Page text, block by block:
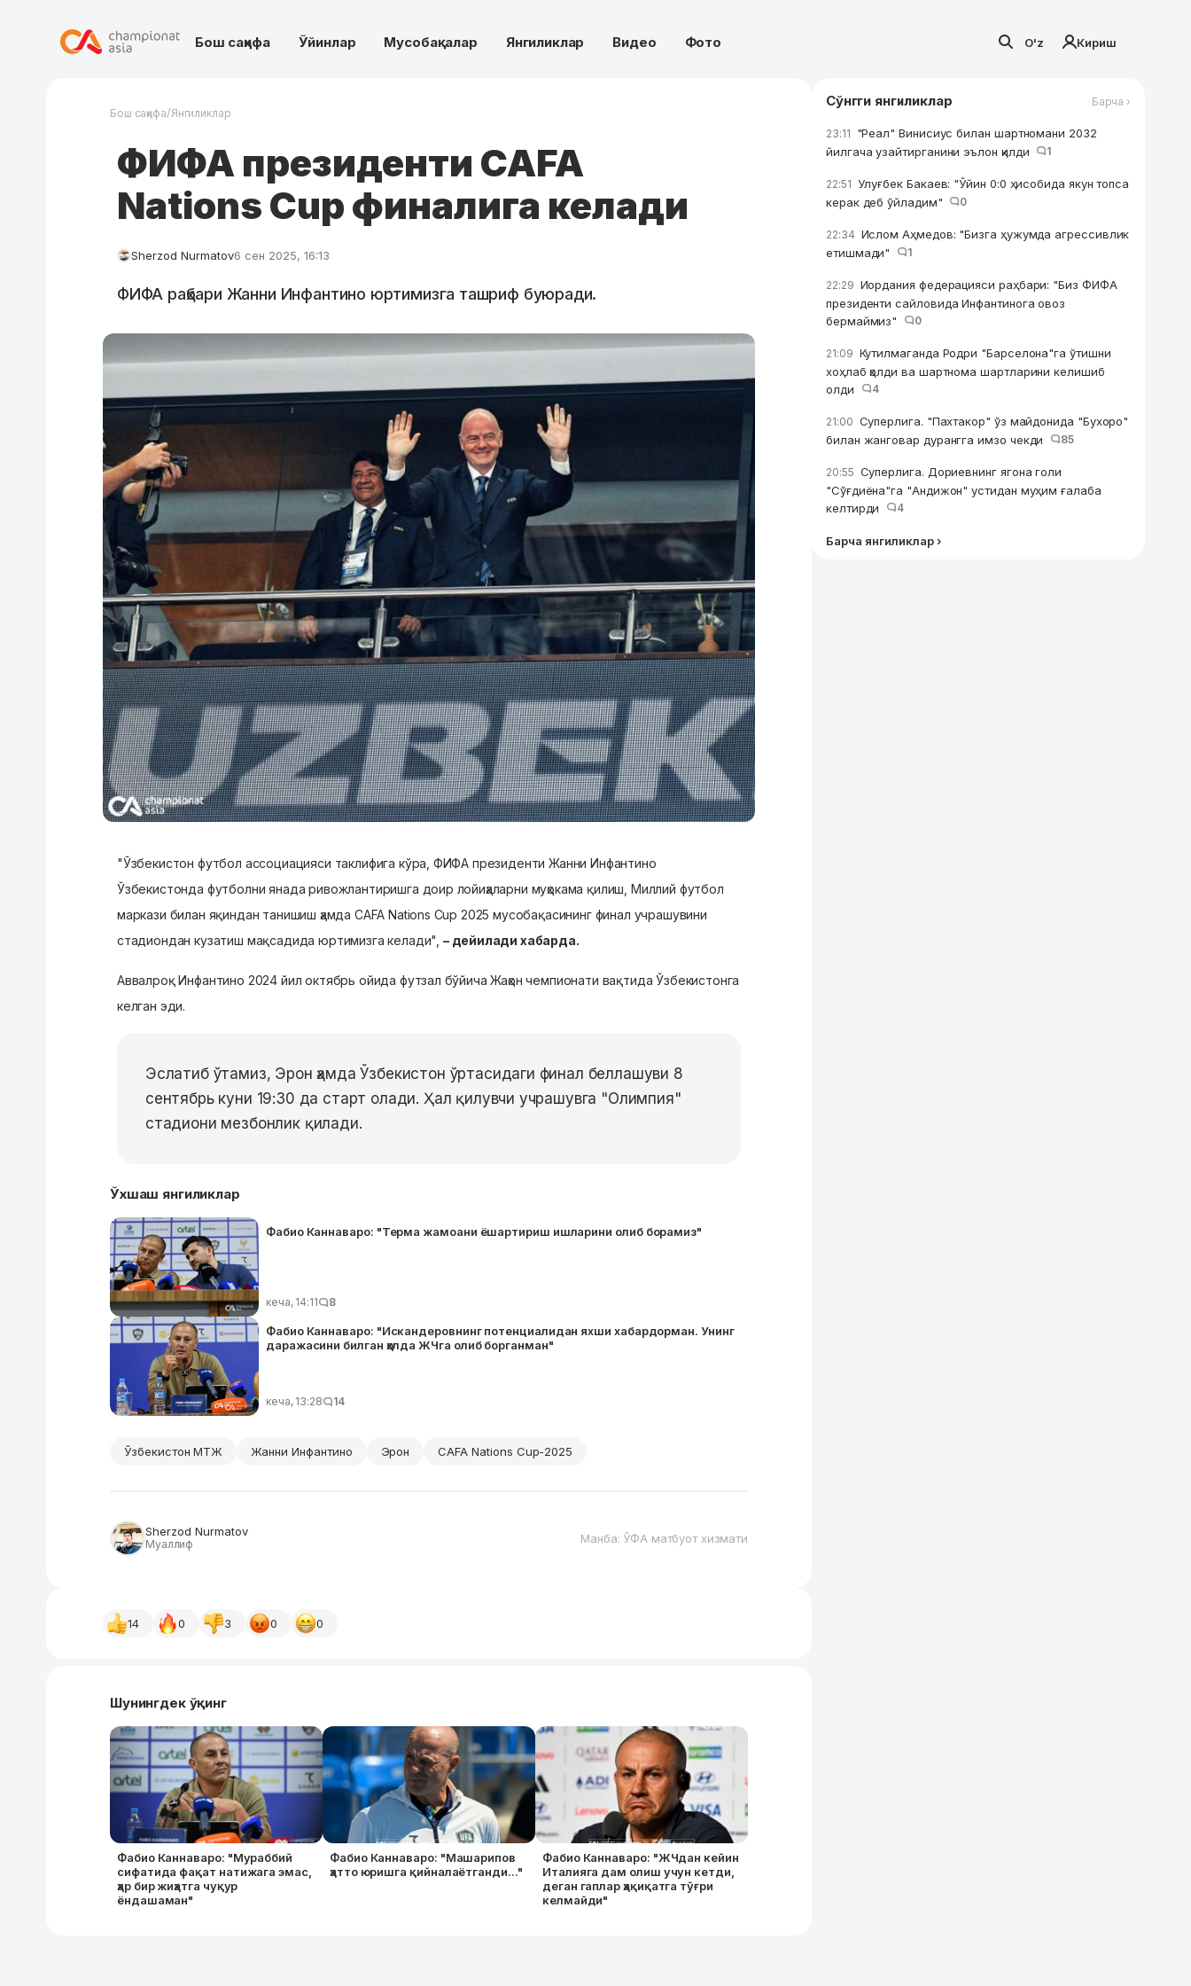
Бош саҳифа Ўйинлар Мусобақалар Янгиликлар Видео Фото O'z Кириш
Бош саҳифа/Янгиликлар
ФИФА президенти CAFA
Nations Cup финалига келади
Sherzod Nurmatov6 сен 2025, 16:13
ФИФА раҳбари Жанни Инфантино юртимизга ташриф буюради.
"Ўзбекистон футбол ассоциацияси таклифига кўра, ФИФА президенти Жанни Инфантино
Ўзбекистонда футболни янада ривожлантиришга доир лойиҳаларни муҳокама қилиш, Миллий футбол
маркази билан яқиндан танишиш ҳамда CAFA Nations Cup 2025 мусобақасининг финал учрашувини
стадиондан кузатиш мақсадида юртимизга келади", – дейилади хабарда.
Аввалроқ Инфантино 2024 йил октябрь ойида футзал бўйича Жаҳон чемпионати вақтида Ўзбекистонга
келган эди.
Эслатиб ўтамиз, Эрон ҳамда Ўзбекистон ўртасидаги финал беллашуви 8
сентябрь куни 19:30 да старт олади. Ҳал қилувчи учрашувга "Олимпия"
стадиони мезбонлик қилади.
Ўхшаш янгиликлар
Фабио Каннаваро: "Терма жамоани ёшартириш ишларини олиб борамиз"
кеча, 14:11 8
Фабио Каннаваро: "Искандеровнинг потенциалидан яхши хабардорман. Унинг
даражасини билган ҳолда ЖЧга олиб борганман"
кеча, 13:28 14
Ўзбекистон МТЖ Жанни Инфантино Эрон CAFA Nations Cup-2025
Sherzod Nurmatov
Муаллиф Манба: ЎФА матбуот хизмати
14 0 3 0 0
Шунингдек ўқинг
Фабио Каннаваро: "Мураббий
сифатида фақат натижага эмас,
ҳар бир жиҳатга чуқур
ёндашаман"
Фабио Каннаваро: "Машарипов
ҳатто юришга қийналаётганди..."
Фабио Каннаваро: "ЖЧдан кейин
Италияга дам олиш учун кетди,
деган гаплар ҳақиқатга тўғри
келмайди"
Сўнгги янгиликлар Барча ›
23:11 "Реал" Винисиус билан шартномани 2032
йилгача узайтирганини эълон қилди
1
22:51 Улуғбек Бакаев: "Ўйин 0:0 ҳисобида якун топса
керак деб ўйладим"
0
22:34 Ислом Аҳмедов: "Бизга ҳужумда агрессивлик
етишмади"
1
22:29 Иордания федерацияси раҳбари: "Биз ФИФА
президенти сайловида Инфантинога овоз
бермаймиз"
0
21:09 Кутилмаганда Родри "Барселона"га ўтишни
хоҳлаб қолди ва шартнома шартларини келишиб
олди
4
21:00 Суперлига. "Пахтакор" ўз майдонида "Бухоро"
билан жанговар дурангга имзо чекди
85
20:55 Суперлига. Дориевнинг ягона голи
"Сўғдиёна"га "Андижон" устидан муҳим ғалаба
келтирди
4
Барча янгиликлар ›